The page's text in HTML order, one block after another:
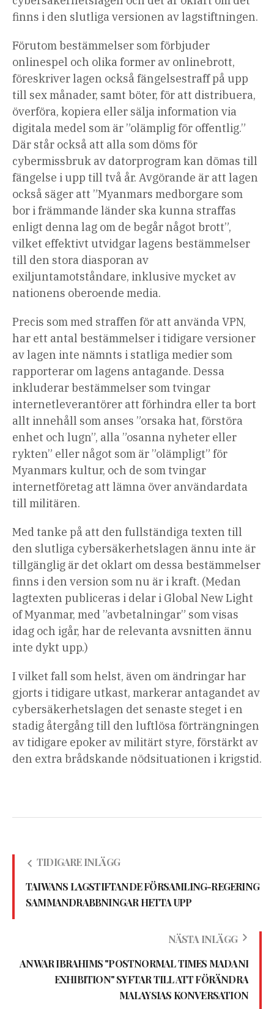
finns i den slutliga versionen av lagstiftningen.
Förutom bestämmelser som förbjuder
onlinespel och olika former av onlinebrott,
föreskriver lagen också fängelsestraff på upp
till sex månader, samt böter, för att distribuera,
överföra, kopiera eller sälja information via
digitala medel som är ”olämplig för offentlig.”
Där står också att alla som döms för
cybermissbruk av datorprogram kan dömas till
fängelse i upp till två år. Avgörande är att lagen
också säger att ”Myanmars medborgare som
bor i främmande länder ska kunna straffas
enligt denna lag om de begår något brott”,
vilket effektivt utvidgar lagens bestämmelser
till den stora diasporan av
exiljuntamotståndare, inklusive mycket av
nationens oberoende media.
Precis som med straffen för att använda VPN,
har ett antal bestämmelser i tidigare versioner
av lagen inte nämnts i statliga medier som
rapporterar om lagens antagande. Dessa
inkluderar bestämmelser som tvingar
internetleverantörer att förhindra eller ta bort
allt innehåll som anses ”orsaka hat, förstöra
enhet och lugn”, alla ”osanna nyheter eller
rykten” eller något som är ”olämpligt” för
Myanmars kultur, och de som tvingar
internetföretag att lämna över användardata
till militären.
Med tanke på att den fullständiga texten till
den slutliga cybersäkerhetslagen ännu inte är
tillgänglig är det oklart om dessa bestämmelser
finns i den version som nu är i kraft. (Medan
lagtexten publiceras i delar i Global New Light
of Myanmar, med ”avbetalningar” som visas
idag och igår, har de relevanta avsnitten ännu
inte dykt upp.)
I vilket fall som helst, även om ändringar har
gjorts i tidigare utkast, markerar antagandet av
cybersäkerhetslagen det senaste steget i en
stadig återgång till den luftlösa förträngningen
av tidigare epoker av militärt styre, förstärkt av
den extra brådskande nödsituationen i krigstid.
TIDIGARE INLÄGG
TAIWANS LAGSTIFTANDE FÖRSAMLING-REGERING
SAMMANDRABBNINGAR HETTA UPP
NÄSTA INLÄGG
ANWAR IBRAHIMS "POSTNORMAL TIMES MADANI
EXHIBITION" SYFTAR TILL ATT FÖRÄNDRA
MALAYSIAS KONVERSATION